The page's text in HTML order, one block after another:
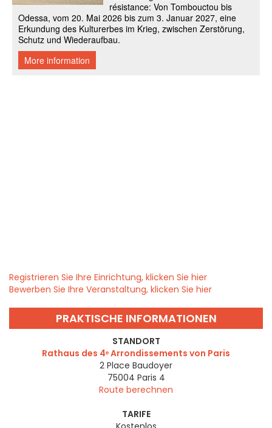
Registrieren Sie Ihre Einrichtung, klicken Sie hier
Bewerben Sie Ihre Veranstaltung, klicken Sie hier
PRAKTISCHE INFORMATIONEN
STANDORT
Rathaus des 4ᵉ Arrondissements von Paris
2 Place Baudoyer
75004 Paris 4
Route berechnen
TARIFE